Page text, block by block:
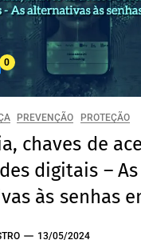
0
PREVENÇÃO PROTEÇÃO
chaves de
digitais – As
às senhas
13/05/2024